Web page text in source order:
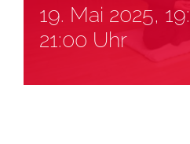
19. Mai 2025,
21:00 Uhr